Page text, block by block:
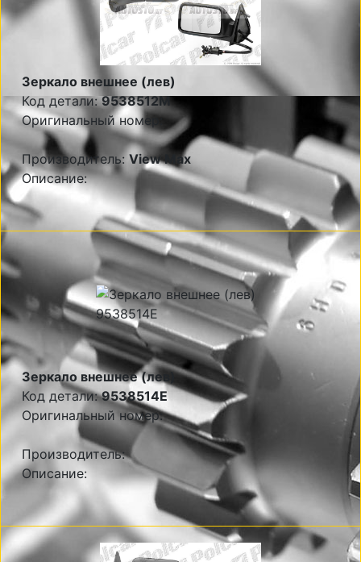
Зеркало внешнее (лев)
Код детали:9538512M
Оригинальный номер:
Производитель: View Max
Описание:
Зеркало внешнее (лев)
Код детали:9538514E
Оригинальный номер:
Производитель:
Описание: